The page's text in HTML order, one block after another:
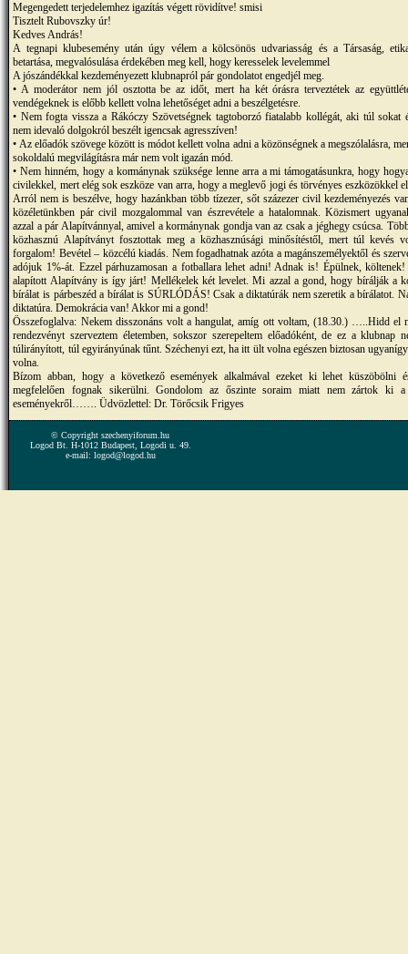
Megengedett terjedelemhez igazítás végett rövidítve! smisi
Tisztelt Rubovszky úr!
Kedves András!
A tegnapi klubesemény után úgy vélem a kölcsönös udvariasság és a Társaság,
betartása, megvalósulása érdekében meg kell, hogy keresselek levelemmel
A jószándékkal kezdeményezett klubnapról pár gondolatot engedjél meg.
• A moderátor nem jól osztotta be az időt, mert ha két órásra terveztétek az
vendégeknek is előbb kellett volna lehetőséget adni a beszélgetésre.
• Nem fogta vissza a Rákóczy Szövetségnek tagtoborzó fiatalabb kollégát, aki túl sokat
nem idevaló dolgokról beszélt igencsak agresszíven!
• Az előadók szövege között is módot kellett volna adni a közönségnek a megszólalásra,
sokoldalú megvilágításra már nem volt igazán mód.
• Nem hinném, hogy a kormánynak szüksége lenne arra a mi támogatásunkra, hogy
civilekkel, mert elég sok eszköze van arra, hogy a meglevő jogi és törvényes eszközökkel
Arról nem is beszélve, hogy hazánkban több tízezer, sőt százezer civil kezdeményezés
közéletünkben pár civil mozgalommal van észrevétele a hatalomnak. Közismert
azzal a pár Alapítvánnyal, amivel a kormánynak gondja van az csak a jéghegy csúcsa.
közhasznú Alapítványt fosztottak meg a közhasznúsági minősítéstől, mert túl kevés
forgalom! Bevétel – közcélú kiadás. Nem fogadhatnak azóta a magánszemélyektől és
adójuk 1%-át. Ezzel párhuzamosan a fotballara lehet adni! Adnak is! Épülnek,
alapított Alapítvány is így járt! Mellékelek két levelet. Mi azzal a gond, hogy bírálják a
bírálat is párbeszéd a bírálat is SÚRLÓDÁS! Csak a diktatúrák nem szeretik a bírálatot.
diktatúra. Demokrácia van! Akkor mi a gond!
Összefoglalva: Nekem disszonáns volt a hangulat, amíg ott voltam, (18.30.) …..Hidd el
rendezvényt szerveztem életemben, sokszor szerepeltem előadóként, de ez a klubnap
túlirányított, túl egyirányúnak tűnt. Széchenyi ezt, ha itt ült volna egészen biztosan
volna.
Bízom abban, hogy a következő események alkalmával ezeket ki lehet küszöbölni
megfelelően fognak sikerülni. Gondolom az őszinte soraim miatt nem zártok ki a
eseményekről……. Üdvözlettel: Dr. Törőcsik Frigyes
© Copyright szechenyiforum.hu
Logod Bt. H-1012 Budapest, Logodi u. 49.
e-mail: logod@logod.hu